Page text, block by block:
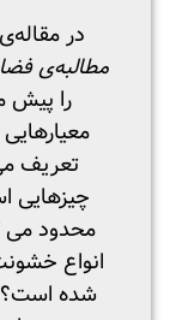
در
مطالبهی فضا
را پیش
تعریف
چیزهایی
محدود می­
انواع
شده است؟